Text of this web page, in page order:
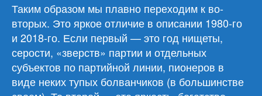
Таким образом мы плавно переходим к во-
вторых. Это яркое отличие в описании 1980-го
и 2018-го. Если первый — это год нищеты,
серости, «зверств» партии и отдельных
субъектов по партийной линии, пионеров в
виде неких тупых болванчиков (в большинстве